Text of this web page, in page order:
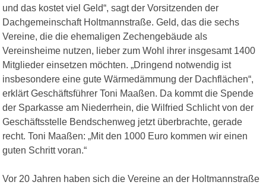
und das kostet viel Geld“, sagt der Vorsitzenden der
Dachgemeinschaft Holtmannstraße. Geld, das die sechs
Vereine, die die ehemaligen Zechengebäude als
Vereinsheime nutzen, lieber zum Wohl ihrer insgesamt 1400
Mitglieder einsetzen möchten. „Dringend notwendig ist
insbesondere eine gute Wärmedämmung der Dachflächen“,
erklärt Geschäftsführer Toni Maaßen. Da kommt die Spende
der Sparkasse am Niederrhein, die Wilfried Schlicht von der
Geschäftsstelle Bendschenweg jetzt überbrachte, gerade
recht. Toni Maaßen: „Mit den 1000 Euro kommen wir einen
guten Schritt voran.“
Vor 20 Jahren haben sich die Vereine an der Holtmannstraße